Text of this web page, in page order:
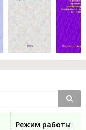
Режим работы